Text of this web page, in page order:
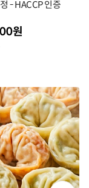
- HACCP 인증
원